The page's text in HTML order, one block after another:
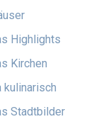
Highlights
Kirchen
kulinarisch
Stadtbilder